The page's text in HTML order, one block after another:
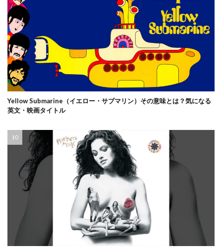
Yellow Submarine（イエロー・サブマリン）その意味とは？気になる
英文・映画タイトル